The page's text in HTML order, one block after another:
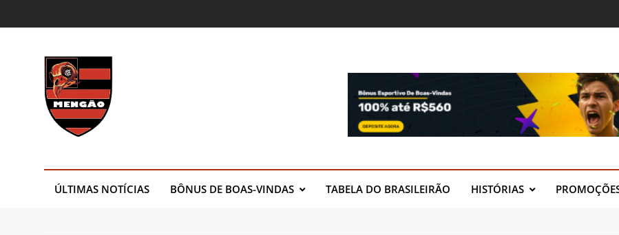
to
ÚLTIMAS NOTÍCIAS BÔNUS DE BOAS-VINDAS TABELA DO BRASILEIRÃO HISTÓRIAS